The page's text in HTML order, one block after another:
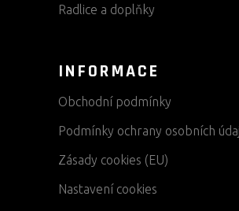
Radlice a doplňky
INFORMACE
Obchodní podmínky
Podmínky ochrany osobních
Zásady cookies (EU)
Nastavení cookies